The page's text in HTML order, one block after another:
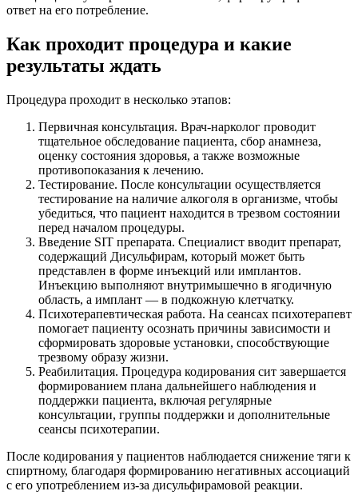
ответ на его потребление.
Как проходит процедура и какие
результаты ждать
Процедура проходит в несколько этапов:
Первичная консультация. Врач-нарколог проводит
тщательное обследование пациента, сбор анамнеза,
оценку состояния здоровья, а также возможные
противопоказания к лечению.
Тестирование. После консультации осуществляется
тестирование на наличие алкоголя в организме, чтобы
убедиться, что пациент находится в трезвом состоянии
перед началом процедуры.
Введение SIT препарата. Специалист вводит препарат,
содержащий Дисульфирам, который может быть
представлен в форме инъекций или имплантов.
Инъекцию выполняют внутримышечно в ягодичную
область, а имплант — в подкожную клетчатку.
Психотерапевтическая работа. На сеансах психотерапевт
помогает пациенту осознать причины зависимости и
сформировать здоровые установки, способствующие
трезвому образу жизни.
Реабилитация. Процедура кодирования сит завершается
формированием плана дальнейшего наблюдения и
поддержки пациента, включая регулярные
консультации, группы поддержки и дополнительные
сеансы психотерапии.
После кодирования у пациентов наблюдается снижение тяги к
спиртному, благодаря формированию негативных ассоциаций
с его употреблением из-за дисульфирамовой реакции.